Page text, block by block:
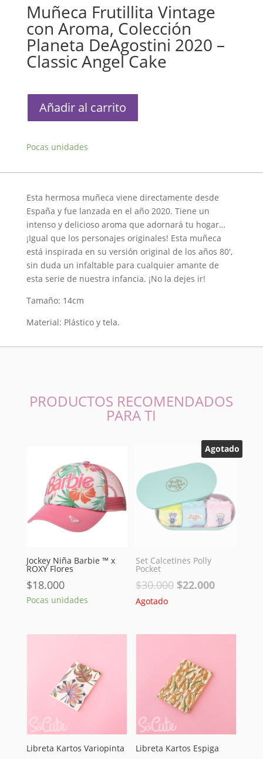
Muñeca Frutillita Vintage
con Aroma, Colección
Planeta DeAgostini 2020 –
Classic Angel Cake
Muñeca
Frutillita
Vintage
Aroma,
Planeta
2020
-
Classic
Angel
Cake
cantidad
Añadir al carrito
Pocas unidades
Esta hermosa muñeca viene directamente desde
España y fue lanzada en el año 2020. Tiene un
intenso y delicioso aroma que adornará tu hogar…
¡Igual que los personajes originales! Esta muñeca
está inspirada en su versión original de los años 80′,
sin duda un infaltable para cualquier amante de
esta serie de nuestra infancia. ¡No la dejes ir!
Tamaño: 14cm
Material: Plástico y tela.
PRODUCTOS RECOMENDADOS
PARA TI
Jockey Niña Barbie ™ x
ROXY Flores
$18.000
Pocas unidades
Agotado
Set Calcetines Polly
Pocket
$30.000 El
$22.000El
Agotado
Libreta Kartos Variopinta Libreta Kartos Espiga